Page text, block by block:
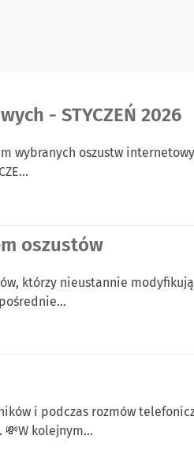
- STYCZEŃ 2026
wybranych oszustw
oszustów
którzy nieustannie
i podczas rozmów
💸W kolejnym…